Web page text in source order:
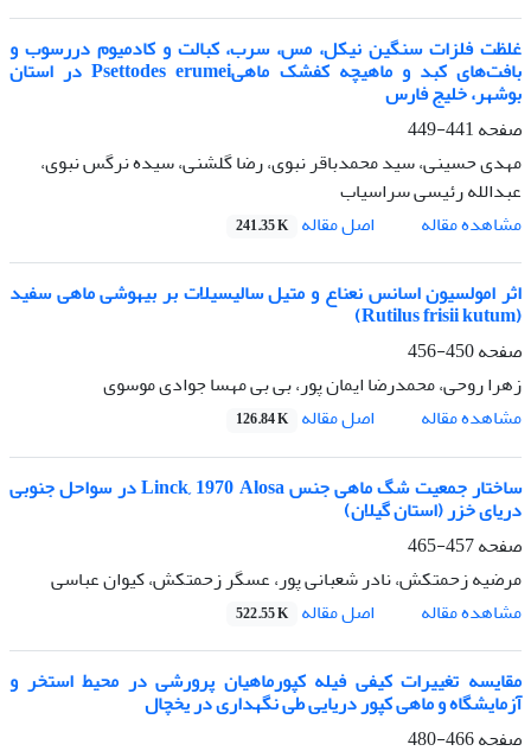
غلظت فلزات سنگین نیکل، مس، سرب، کبالت و کادمیوم دررسوب و
بافت‌های کبد و ماهیچه کفشک ماهیPsettodes erumei در استان
بوشهر، خلیج فارس
صفحه441-449
مهدی حسینی، سید محمدباقر نبوی، رضا گلشنی، سیده نرگس نبوی،
عبدالله رئیسی سراسیاب
مشاهده مقاله
اصل مقاله 241.35 K
اثر امولسیون اسانس نعناع و متیل سالیسیلات بر بیهوشی ماهی سفید
(Rutilus frisii kutum)
صفحه450-456
زهرا روحی، محمدرضا ایمان پور، بی بی مهسا جوادی موسوی
مشاهده مقاله
اصل مقاله 126.84 K
ساختار جمعیت شگ ماهی جنس Linck, 1970 Alosa در سواحل جنوبی
دریای خزر (استان گیلان)
صفحه457-465
مرضیه زحمتکش، نادر شعبانی پور، عسگر زحمتکش، کیوان عباسی
مشاهده مقاله
اصل مقاله 522.55 K
مقایسه تغییرات کیفی فیله کپورماهیان پرورشی در محیط استخر و
آزمایشگاه و ماهی کپور دریایی طی نگهداری در یخچال
صفحه466-480